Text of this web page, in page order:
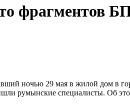
фрагментов
ночью 29 мая в жилой дом в
румынские специалисты. Об